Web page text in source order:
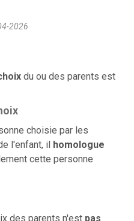
2026
du ou des parents est
choisie par les
l'enfant, il homologue
cette personne
des parents n'est pas